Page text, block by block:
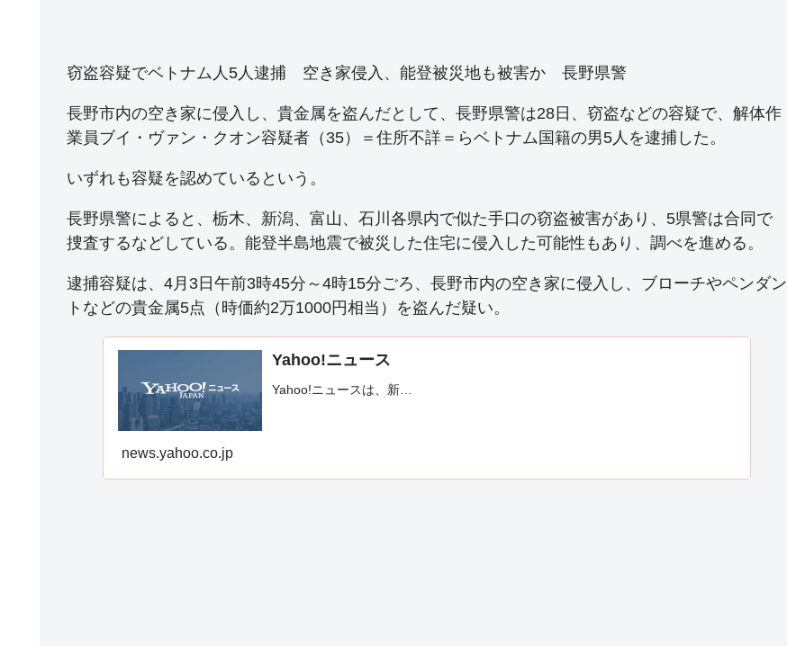
窃盗容疑でベトナム人5人逮捕 空き家侵入、能登被災地も被害か 長野県警
長野市内の空き家に侵入し、貴金属を盗んだとして、長野県警は28日、窃盗などの容疑で、解体作
業員ブイ・ヴァン・クオン容疑者（35）＝住所不詳＝らベトナム国籍の男5人を逮捕した。
いずれも容疑を認めているという。
長野県警によると、栃木、新潟、富山、石川各県内で似た手口の窃盗被害があり、5県警は合同で
捜査するなどしている。能登半島地震で被災した住宅に侵入した可能性もあり、調べを進める。
逮捕容疑は、4月3日午前3時45分～4時15分ごろ、長野市内の空き家に侵入し、ブローチやペンダン
トなどの貴金属5点（時価約2万1000円相当）を盗んだ疑い。
Yahoo!ニュース
Yahoo!ニュースは、新…
news.yahoo.co.jp